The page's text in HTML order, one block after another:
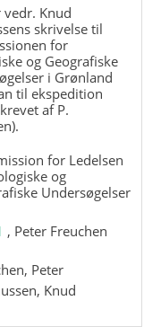
vedr. Knud
skrivelse til
for
og Geografiske
i Grønland
til ekspedition
af P.
for Ledelsen
og
Undersøgelser
, Peter Freuchen
Peter
Knud